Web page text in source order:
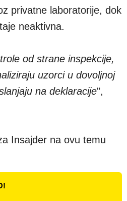
privatne laboratorije, dok
neaktivna.
od strane inspekcije,
uzorci u dovoljnoj
na deklaracije",
Insajder na ovu temu